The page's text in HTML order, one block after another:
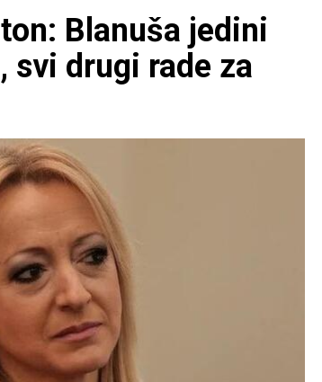
Blanuša jedini
svi drugi rade za